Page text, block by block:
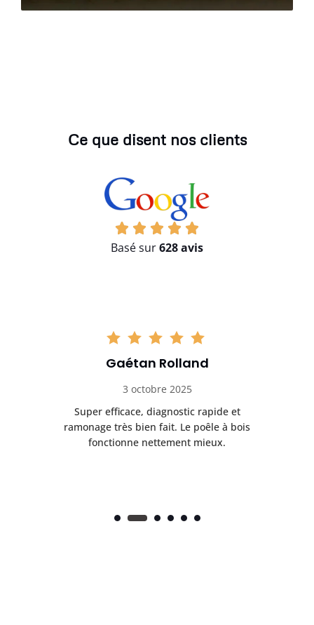
Ce que disent nos clients
Basé sur628 avis
Gaétan Rolland
3 octobre 2025
Super efficace, diagnostic rapide et
ramonage très bien fait. Le poêle à bois
fonctionne nettement mieux.